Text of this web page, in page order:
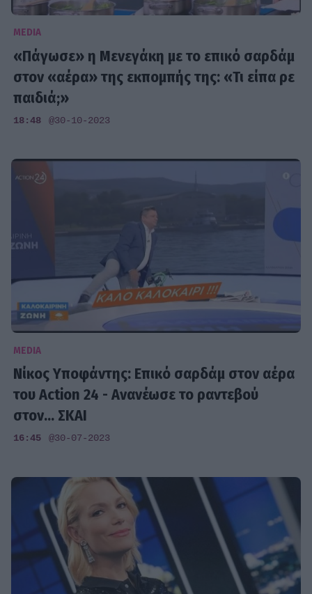
MEDIA
«Πάγωσε» η Μενεγάκη με το επικό σαρδάμ
στον «αέρα» της εκπομπής της: «Τι είπα ρε
παιδιά;»
18:48 @30-10-2023
MEDIA
Νίκος Υποφάντης: Επικό σαρδάμ στον αέρα
του Action 24 - Ανανέωσε το ραντεβού
στον... ΣΚΑΙ
16:45 @30-07-2023